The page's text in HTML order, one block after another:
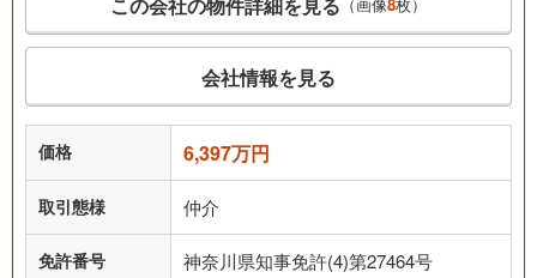
（画像8枚）
会社情報を見る
価格 6,397万円
取引態様 仲介
免許番号 神奈川県知事免許(4)第27464号